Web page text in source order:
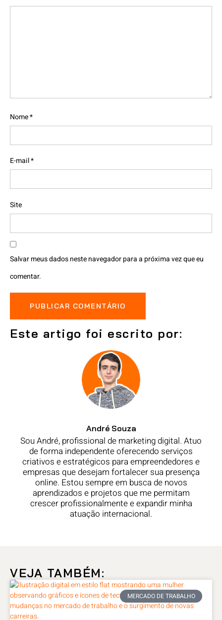
Nome*
E-mail*
Site
Salvar meus dados neste navegador para a próxima vez que eu
comentar.
Este artigo foi escrito por:
André Souza
Sou André, profissional de marketing digital. Atuo
de forma independente oferecendo serviços
criativos e estratégicos para empreendedores e
empresas que desejam fortalecer sua presença
online. Estou sempre em busca de novos
aprendizados e projetos que me permitam
crescer profissionalmente e expandir minha
atuação internacional.
VEJA TAMBÉM:
MERCADO DE TRABALHO